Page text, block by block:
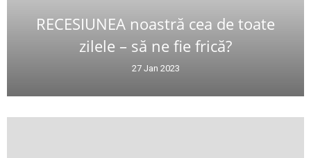
RECESIUNEA noastră cea de toate
zilele – să ne fie frică?
27 Jan 2023